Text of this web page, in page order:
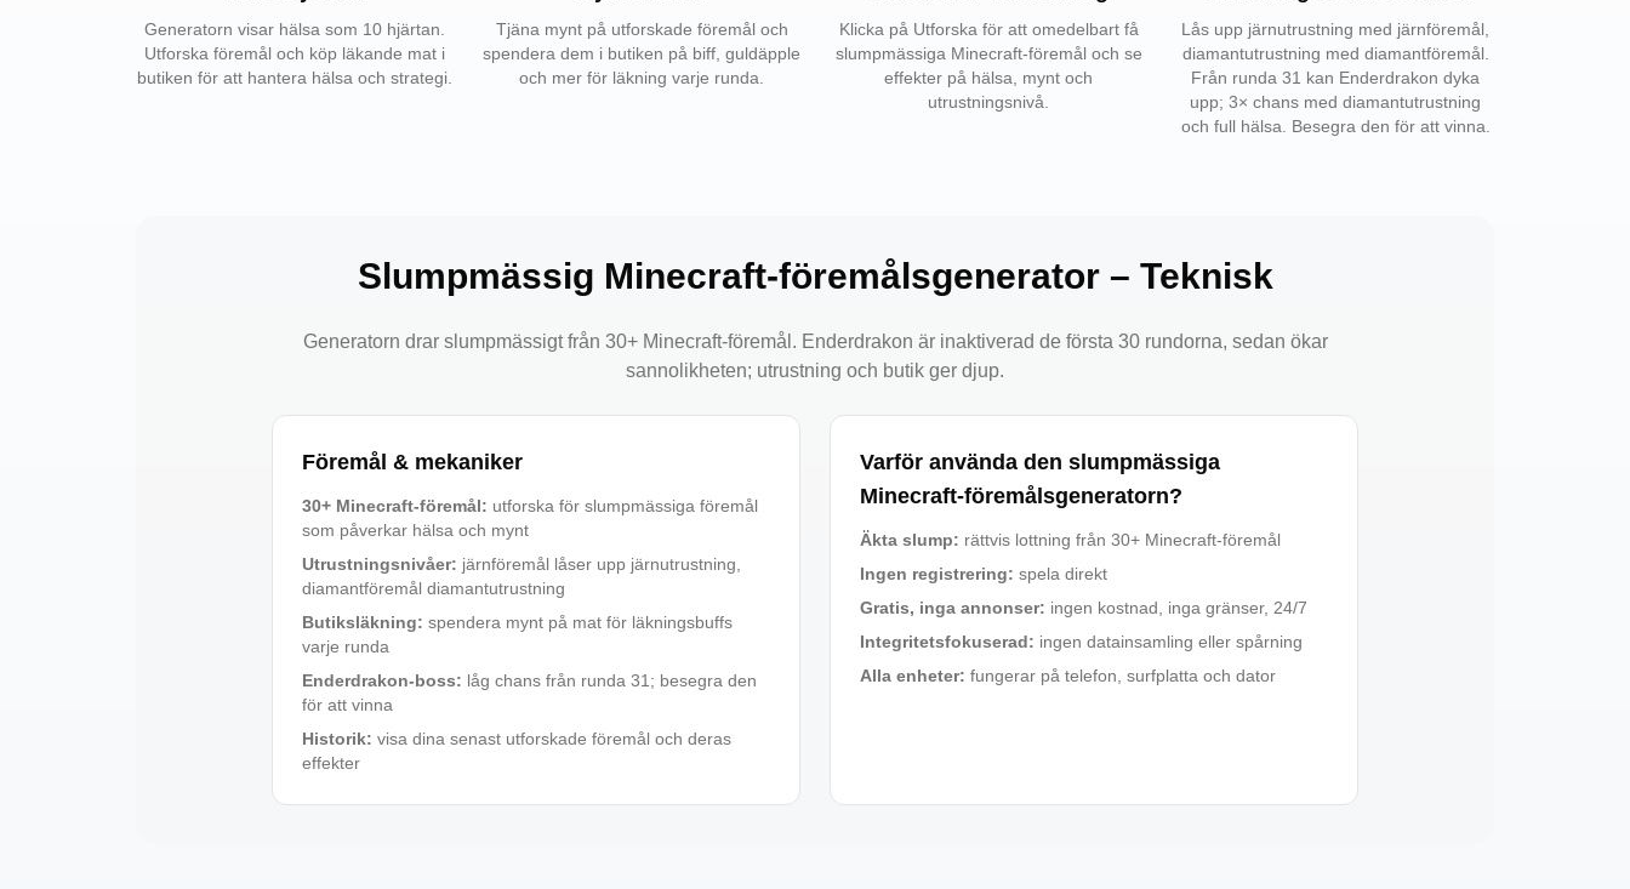
Generatorn visar hälsa som 10 hjärtan.
Utforska föremål och köp läkande mat i
butiken för att hantera hälsa och strategi.
Tjäna mynt på utforskade föremål och
spendera dem i butiken på biff, guldäpple
och mer för läkning varje runda.
Klicka på Utforska för att omedelbart få
slumpmässiga Minecraft-föremål och se
effekter på hälsa, mynt och
utrustningsnivå.
Lås upp järnutrustning med järnföremål,
diamantutrustning med diamantföremål.
Från runda 31 kan Enderdrakon dyka
upp; 3× chans med diamantutrustning
och full hälsa. Besegra den för att vinna.
Slumpmässig Minecraft-föremålsgenerator – Teknisk
Generatorn drar slumpmässigt från 30+ Minecraft-föremål. Enderdrakon är inaktiverad de första 30 rundorna, sedan ökar
sannolikheten; utrustning och butik ger djup.
Föremål & mekaniker
30+ Minecraft-föremål: utforska för slumpmässiga föremål
som påverkar hälsa och mynt
Utrustningsnivåer: järnföremål låser upp järnutrustning,
diamantföremål diamantutrustning
Butiksläkning: spendera mynt på mat för läkningsbuffs
varje runda
Enderdrakon-boss: låg chans från runda 31; besegra den
för att vinna
Historik: visa dina senast utforskade föremål och deras
effekter
Varför använda den slumpmässiga
Minecraft-föremålsgeneratorn?
Äkta slump: rättvis lottning från 30+ Minecraft-föremål
Ingen registrering: spela direkt
Gratis, inga annonser: ingen kostnad, inga gränser, 24/7
Integritetsfokuserad: ingen datainsamling eller spårning
Alla enheter: fungerar på telefon, surfplatta och dator